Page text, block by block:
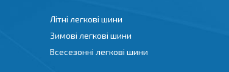
Літні легкові шини
Зимові легкові шини
Всесезонні легкові шини